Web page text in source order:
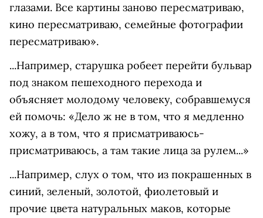
глазами. Все картины заново пересматриваю,
кино пересматриваю, семейные фотографии
пересматриваю».
...Например, старушка робеет перейти бульвар
под знаком пешеходного перехода и
объясняет молодому человеку, собравшемуся
ей помочь: «Дело ж не в том, что я медленно
хожу, а в том, что я присматриваюсь-
присматриваюсь, а там такие лица за рулем...»
...Например, слух о том, что из покрашенных в
синий, зеленый, золотой, фиолетовый и
прочие цвета натуральных маков, которые